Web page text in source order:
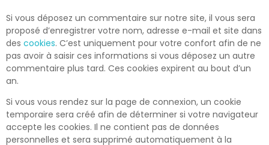
Si vous déposez un commentaire sur notre site, il vous sera
proposé d’enregistrer votre nom, adresse e-mail et site dans
des cookies. C’est uniquement pour votre confort afin de ne
pas avoir à saisir ces informations si vous déposez un autre
commentaire plus tard. Ces cookies expirent au bout d’un
an.
Si vous vous rendez sur la page de connexion, un cookie
temporaire sera créé afin de déterminer si votre navigateur
accepte les cookies. Il ne contient pas de données
personnelles et sera supprimé automatiquement à la